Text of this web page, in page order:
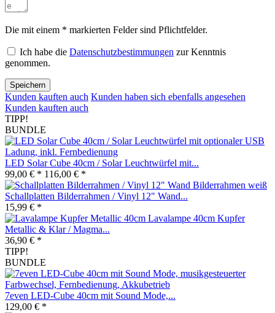
Die mit einem * markierten Felder sind Pflichtfelder.
Ich habe die Datenschutzbestimmungen zur Kenntnis
genommen.
Speichern
Kunden kauften auch Kunden haben sich ebenfalls angesehen
Kunden kauften auch
TIPP!
BUNDLE
LED Solar Cube 40cm / Solar Leuchtwürfel mit...
99,00 € * 116,00 € *
Schallplatten Bilderrahmen / Vinyl 12" Wand...
15,99 € *
Lavalampe 40cm Kupfer
Metallic & Klar / Magma...
36,90 € *
TIPP!
BUNDLE
7even LED-Cube 40cm mit Sound Mode,...
129,00 € *